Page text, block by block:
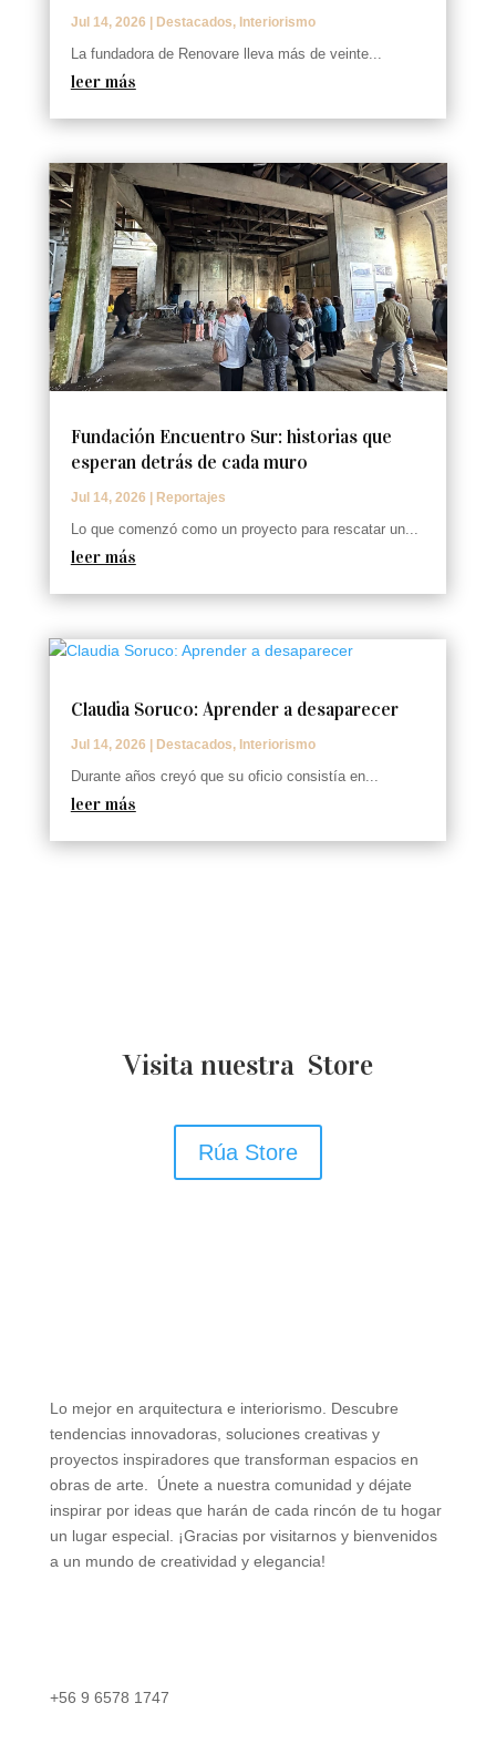
Jul 14, 2026 | Destacados, Interiorismo
La fundadora de Renovare lleva más de veinte...
leer más
Fundación Encuentro Sur: historias que
esperan detrás de cada muro
Jul 14, 2026 | Reportajes
Lo que comenzó como un proyecto para rescatar un...
leer más
Claudia Soruco: Aprender a desaparecer
Jul 14, 2026 Destacados, Interiorismo
Durante años creyó que su oficio consistía en...
leer más
Visita nuestra Store
Rúa Store
Lo mejor en arquitectura e interiorismo. Descubre
tendencias innovadoras, soluciones creativas y
proyectos inspiradores que transforman espacios en
obras de arte. Únete a nuestra comunidad y déjate
inspirar por ideas que harán de cada rincón de tu hogar
un lugar especial. ¡Gracias por visitarnos y bienvenidos
a un mundo de creatividad y elegancia!
+56 9 6578 1747